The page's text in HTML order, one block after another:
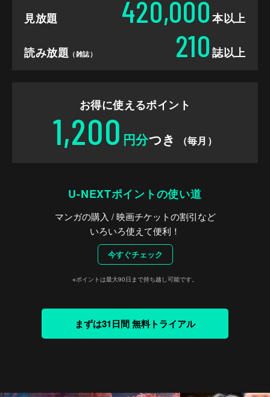
見放題 420,000 本以上
読み放題 （雑誌） 210 誌以上
お得に使えるポイント
1,200 円分つき （毎月）
U-NEXTポイントの使い道
マンガの購入 / 映画チケットの割引など
いろいろ使えて便利！
今すぐチェック
※ポイントは最大90日まで持ち越し可能です。
まずは31日間 無料トライアル